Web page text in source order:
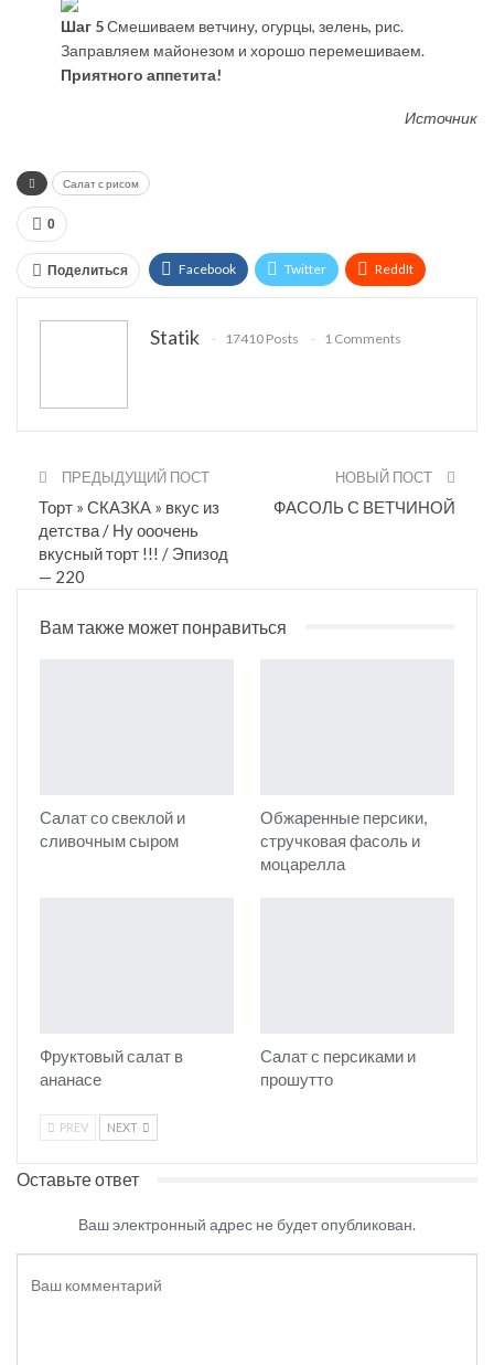
Шаг 5Смешиваем ветчину, огурцы, зелень, рис.
Заправляем майонезом и хорошо перемешиваем.
Приятного аппетита!
Источник
Салат с рисом
0
Поделиться Facebook Twitter ReddIt
Statik 17410 Posts 1 Comments
ПРЕДЫДУЩИЙ ПОСТ
Торт » СКАЗКА » вкус из
детства / Ну ооочень
вкусный торт !!! / Эпизод
— 220
НОВЫЙ ПОСТ
ФАСОЛЬ С ВЕТЧИНОЙ
Вам также может понравиться
Салат со свеклой и
сливочным сыром
Обжаренные персики,
стручковая фасоль и
моцарелла
Фруктовый салат в
ананасе
Салат с персиками и
прошутто
PREV NEXT
Оставьте ответ
Ваш электронный адрес не будет опубликован.